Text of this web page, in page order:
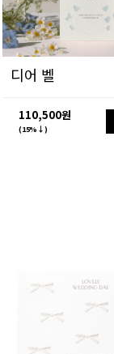
디어 벨
110,500원
(15%↓)